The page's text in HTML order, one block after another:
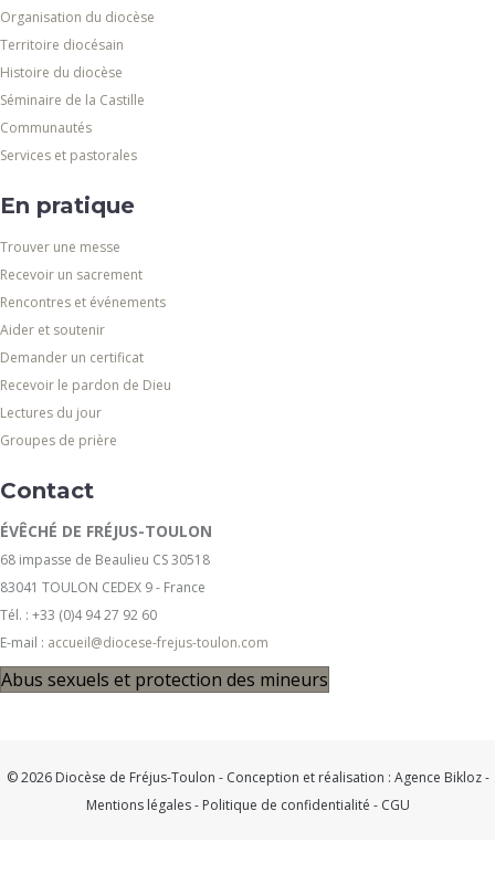
Organisation du diocèse
Territoire diocésain
Histoire du diocèse
Séminaire de la Castille
Communautés
Services et pastorales
En pratique
Trouver une messe
Recevoir un sacrement
Rencontres et événements
Aider et soutenir
Demander un certificat
Recevoir le pardon de Dieu
Lectures du jour
Groupes de prière
Contact
ÉVÊCHÉ DE FRÉJUS-TOULON
68 impasse de Beaulieu CS 30518
83041 TOULON CEDEX 9 - France
Tél. : +33 (0)4 94 27 92 60
E-mail : accueil@diocese-frejus-toulon.com
Abus sexuels et protection des mineurs
© 2026 Diocèse de Fréjus-Toulon - Conception et réalisation : Agence Bikloz-
Mentions légales- Politique de confidentialité - CGU